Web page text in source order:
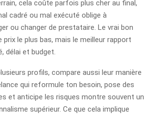
cela coûte parfois plus cher au final,
cadré ou mal exécuté oblige à
ou changer de prestataire. Le vrai bon
prix le plus bas, mais le meilleur rapport
délai et budget.
profils, compare aussi leur manière
qui reformule ton besoin, pose des
et anticipe les risques montre souvent un
supérieur. Ce que cela implique